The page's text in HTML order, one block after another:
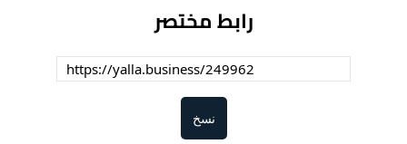
رابط مختصر
نسخ